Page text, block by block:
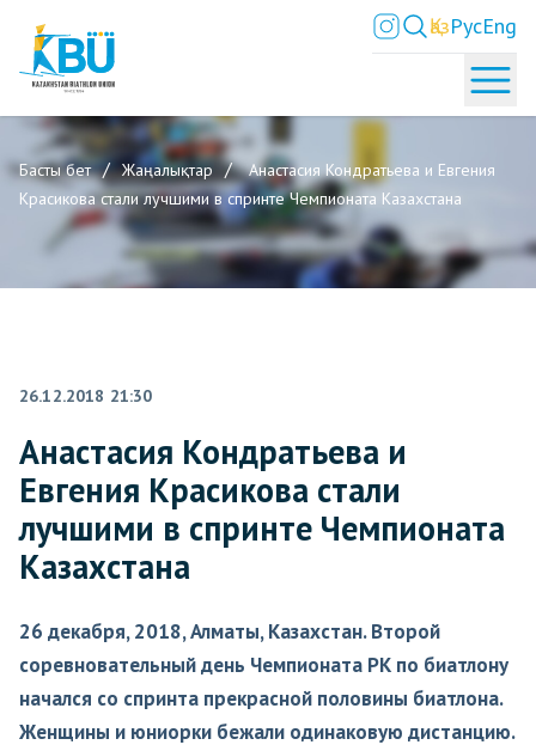
ҚазРусEng
Басты бет Жаңалықтар
Анастасия Кондратьева и Евгения
Красикова стали лучшими в спринте Чемпионата Казахстана
26.12.2018 21:30
Анастасия Кондратьева и
Евгения Красикова стали
лучшими в спринте Чемпионата
Казахстана
26 декабря, 2018, Алматы, Казахстан. Второй
соревновательный день Чемпионата РК по биатлону
начался со спринта прекрасной половины биатлона.
Женщины и юниорки бежали одинаковую дистанцию.